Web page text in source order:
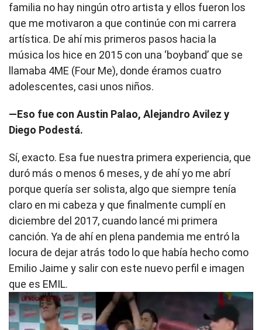
familia no hay ningún otro artista y ellos fueron los
que me motivaron a que continúe con mi carrera
artística. De ahí mis primeros pasos hacia la
música los hice en 2015 con una ‘boyband’ que se
llamaba 4ME (Four Me), donde éramos cuatro
adolescentes, casi unos niños.
—Eso fue con Austin Palao, Alejandro Avilez y
Diego Podestá.
Sí, exacto. Esa fue nuestra primera experiencia, que
duró más o menos 6 meses, y de ahí yo me abrí
porque quería ser solista, algo que siempre tenía
claro en mi cabeza y que finalmente cumplí en
diciembre del 2017, cuando lancé mi primera
canción. Ya de ahí en plena pandemia me entró la
locura de dejar atrás todo lo que había hecho como
Emilio Jaime y salir con este nuevo perfil e imagen
que es EMIL.